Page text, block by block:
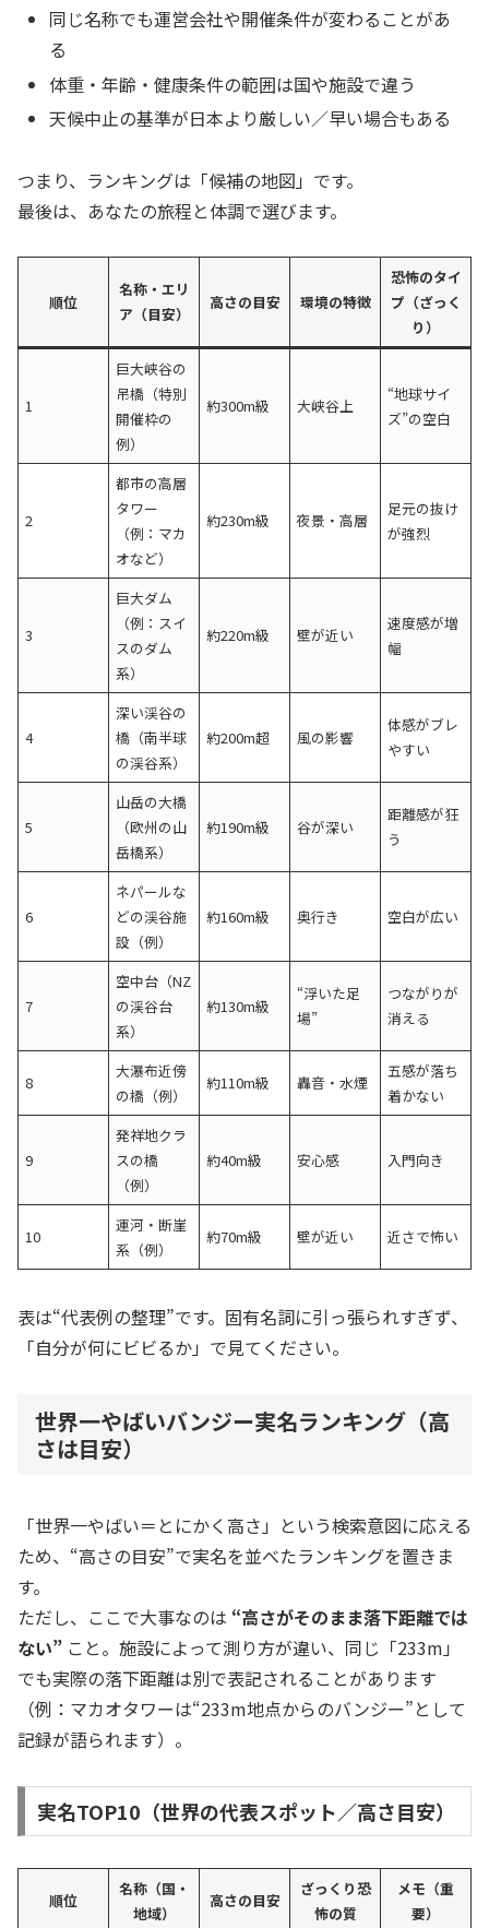
同じ名称でも運営会社や開催条件が変わることがあ
る
体重・年齢・健康条件の範囲は国や施設で違う
天候中止の基準が日本より厳しい／早い場合もある
つまり、ランキングは「候補の地図」です。
最後は、あなたの旅程と体調で選びます。
順位
名称・エリ
ア（目安）
高さの目安 環境の特徴
恐怖のタイ
プ（ざっく
り）
1
巨大峡谷の
吊橋（特別
開催枠の
例）
約300m級 大峡谷上
“地球サイ
ズ”の空白
2
都市の高層
タワー
（例：マカ
オなど）
約230m級 夜景・高層
足元の抜け
が強烈
3
巨大ダム
（例：スイ
スのダム
系）
約220m級 壁が近い
速度感が増
幅
4
深い渓谷の
橋（南半球
の渓谷系）
約200m超 風の影響
体感がブレ
やすい
5
山岳の大橋
（欧州の山
岳橋系）
約190m級 谷が深い
距離感が狂
う
6
ネパールな
どの渓谷施
設（例）
約160m級 奥行き 空白が広い
7
空中台（NZ
の渓谷台
系）
約130m級
“浮いた足
場”
つながりが
消える
8
大瀑布近傍
の橋（例）
約110m級 轟音・水煙
五感が落ち
着かない
9
発祥地クラ
スの橋
（例）
約40m級 安心感 入門向き
10
運河・断崖
系（例）
約70m級 壁が近い 近さで怖い
表は“代表例の整理”です。固有名詞に引っ張られすぎず、
「自分が何にビビるか」で見てください。
世界一やばいバンジー実名ランキング（高
さは目安）
「世界一やばい＝とにかく高さ」という検索意図に応える
ため、“高さの目安”で実名を並べたランキングを置きま
す。
ただし、ここで大事なのは “高さがそのまま落下距離では
ない” こと。施設によって測り方が違い、同じ「233m」
でも実際の落下距離は別で表記されることがあります
（例：マカオタワーは“233m地点からのバンジー”として
記録が語られます）。
実名TOP10（世界の代表スポット／高さ目安）
順位
名称（国・
地域）
高さの目安
ざっくり恐
怖の質
メモ（重
要）